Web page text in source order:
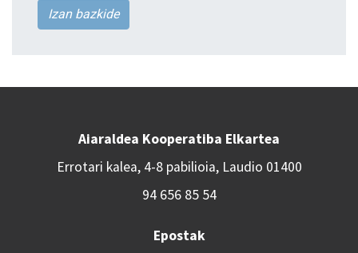
Izan bazkide
Aiaraldea Kooperatiba Elkartea
Errotari kalea, 4-8 pabilioia, Laudio 01400
94 656 85 54
Epostak